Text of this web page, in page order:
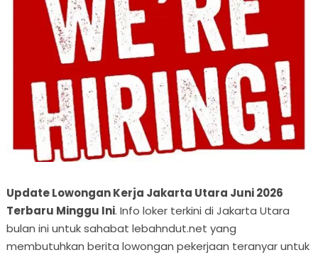
Update Lowongan Kerja Jakarta Utara Juni 2026
Terbaru Minggu Ini. Info loker terkini di Jakarta Utara
bulan ini untuk sahabat lebahndut.net yang
membutuhkan berita lowongan pekerjaan teranyar untuk